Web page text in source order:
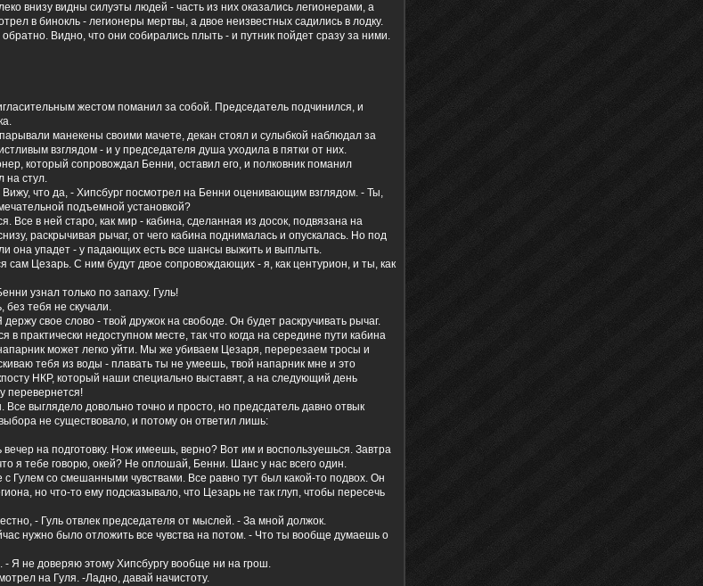
внизу видны силуэты людей - часть из них оказались легионерами, а
в бинокль - легионеры мертвы, а двое неизвестных садились в лодку.
Видно, что они собирались плыть - и путник пойдет сразу за ними.
жестом поманил за собой. Председатель подчинился, и
манекены своими мачете, декан стоял и сулыбкой наблюдал за
взглядом - и у председателя душа уходила в пятки от них.
который сопровождал Бенни, оставил его, и полковник поманил
на стул.
что да, - Хипсбург посмотрел на Бенни оценивающим взглядом. - Ты,
подъемной установкой?
Все в ней старо, как мир - кабина, сделанная из досок, подвязана на
раскрычивая рычаг, от чего кабина поднималась и опускалась. Но под
она упадет - у падающих есть все шансы выжить и выплыть.
сам Цезарь. С ним будут двое сопровождающих - я, как центурион, и ты, как
узнал только по запаху. Гуль!
тебя не скучали.
свое слово - твой дружок на свободе. Он будет раскручивать рычаг.
в практически недоступном месте, так что когда на середине пути кабина
может легко уйти. Мы же убиваем Цезаря, перерезаем тросы и
тебя из воды - плавать ты не умеешь, твой напарник мне и это
НКР, который наши специально выставят, а на следующий день
перевернется!
выглядело довольно точно и просто, но предсдатель давно отвык
не существовало, и потому он ответил лишь:
на подготовку. Нож имеешь, верно? Вот им и воспользуешься. Завтра
я тебе говорю, окей? Не оплошай, Бенни. Шанс у нас всего один.
Гулем со смешанными чувствами. Все равно тут был какой-то подвох. Он
но что-то ему подсказывало, что Цезарь не так глуп, чтобы пересечь
- Гуль отвлек председателя от мыслей. - За мной должок.
нужно было отложить все чувства на потом. - Что ты вообще думаешь о
Я не доверяю этому Хипсбургу вообще ни на грош.
на Гуля. -Ладно, давай начистоту.